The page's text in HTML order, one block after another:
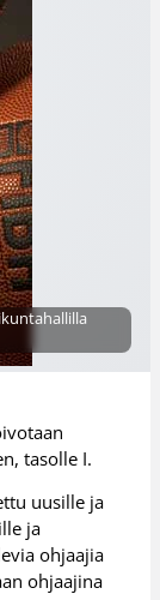
tasolle I.
uusille ja
ja
ohjaajia
ohjaajina